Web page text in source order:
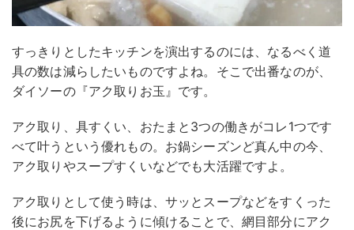
すっきりとしたキッチンを演出するのには、なるべく道
具の数は減らしたいものですよね。そこで出番なのが、
ダイソーの『アク取りお玉』です。
アク取り、具すくい、おたまと3つの働きがコレ1つです
べて叶うという優れもの。お鍋シーズンど真ん中の今、
アク取りやスープすくいなどでも大活躍ですよ。
アク取りとして使う時は、サッとスープなどをすくった
後にお尻を下げるように傾けることで、網目部分にアク